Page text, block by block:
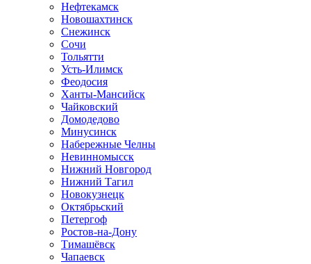
Нефтекамск
Новошахтинск
Снежинск
Сочи
Тольятти
Усть-Илимск
Феодосия
Ханты-Мансийск
Чайковский
Домодедово
Минусинск
Набережные Челны
Невинномысск
Нижний Новгород
Нижний Тагил
Новокузнецк
Октябрьский
Петергоф
Ростов-на-Дону
Тимашёвск
Чапаевск